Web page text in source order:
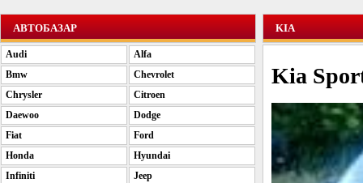
KIA
Kia
АВТОБАЗАР
Audi
Alfa
Bmw
Chevrolet
Chrysler
Citroen
Daewoo
Dodge
Fiat
Ford
Honda
Hyundai
Infiniti
Jeep